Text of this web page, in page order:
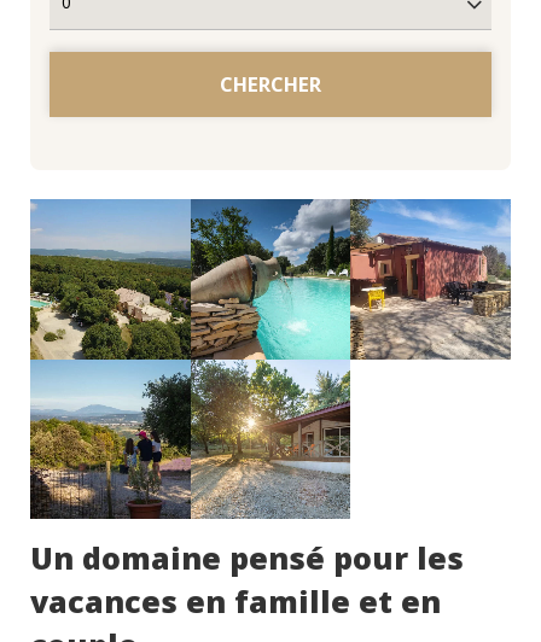
Un domaine pensé pour les
vacances en famille et en